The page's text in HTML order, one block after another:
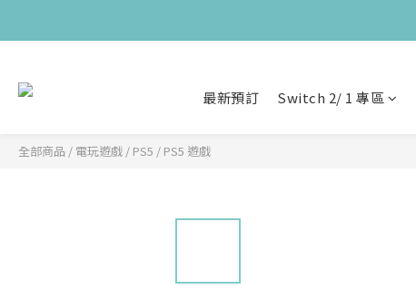
最新預訂 Switch 2/ 1 專區
全部商品 / 電玩遊戲 / PS5 / PS5 遊戲